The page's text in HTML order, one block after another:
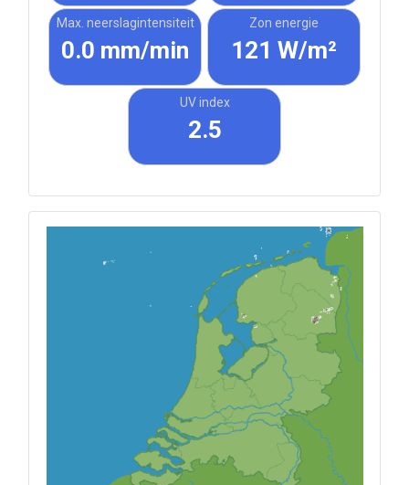
Max. neerslagintensiteit
0.0 mm/min
Zon energie
121 W/m²
UV index
2.5